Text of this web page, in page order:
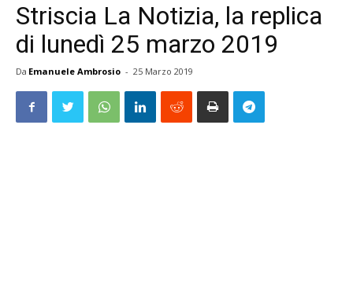
Striscia La Notizia, la replica
di lunedì 25 marzo 2019
Da Emanuele Ambrosio - 25 Marzo 2019